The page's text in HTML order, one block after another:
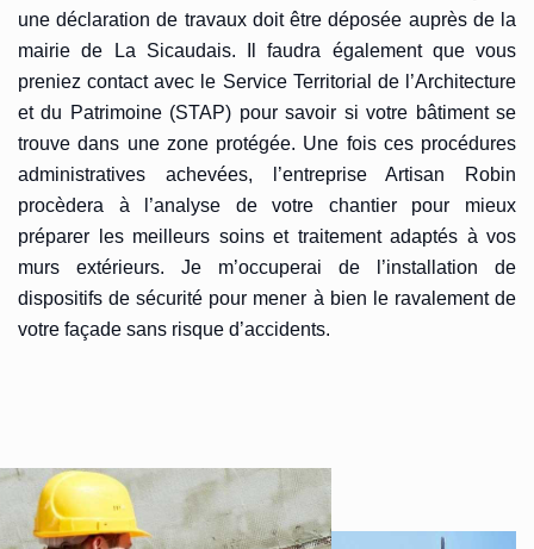
une déclaration de travaux doit être déposée auprès de la
mairie de La Sicaudais. Il faudra également que vous
preniez contact avec le Service Territorial de l’Architecture
et du Patrimoine (STAP) pour savoir si votre bâtiment se
trouve dans une zone protégée. Une fois ces procédures
administratives achevées, l’entreprise Artisan Robin
procèdera à l’analyse de votre chantier pour mieux
préparer les meilleurs soins et traitement adaptés à vos
murs extérieurs. Je m’occuperai de l’installation de
dispositifs de sécurité pour mener à bien le ravalement de
votre façade sans risque d’accidents.